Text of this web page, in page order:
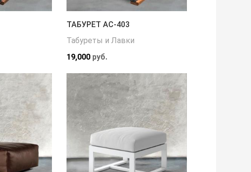
ТАБУРЕТ АС-403
Табуреты и Лавки
19,000 руб.